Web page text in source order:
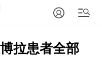
拉患者全部